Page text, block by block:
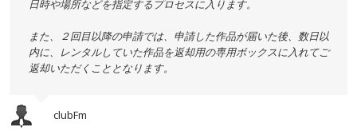
日時や場所などを指定するプロセスに入ります。
また、２回目以降の申請では、申請した作品が届いた後、数日以
内に、レンタルしていた作品を返却用の専用ボックスに入れてご
返却いただくこととなります。
clubFm